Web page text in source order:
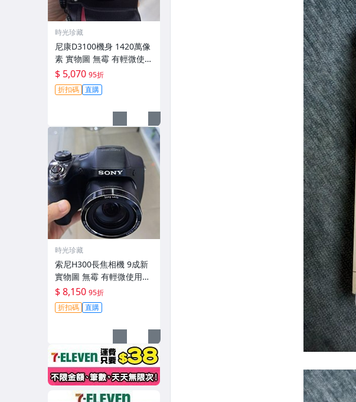
時光珍藏
尼康D3100機身 1420萬像
素 實物圖 無霉 有輕微使用
痕跡 機身原裝 無拆修無翻
新 臨-343
$ 5,070 95折
折扣碼 直購
時光珍藏
索尼H300長焦相機 9成新
實物圖 無霉 有輕微使用痕
跡 機身鏡頭原裝 無拆修無
翻新-3430
$ 8,150 95折
折扣碼 直購